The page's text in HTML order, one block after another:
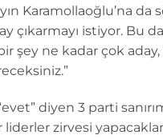
Karamollaoğlu’na da
çıkarmayı istiyor. Bu
şey ne kadar çok
diyen 3 parti
zirvesi